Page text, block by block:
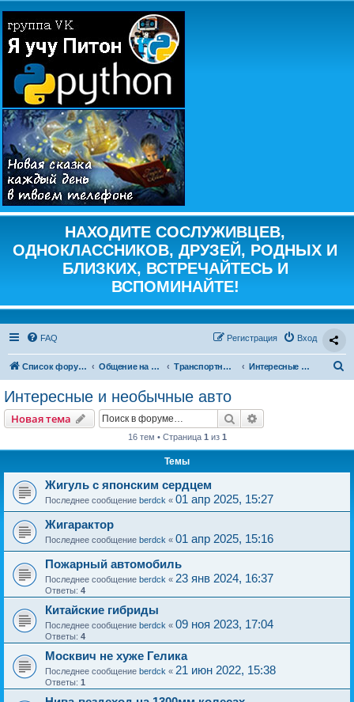
НАХОДИТЕ СОСЛУЖИВЦЕВ,
ОДНОКЛАССНИКОВ, ДРУЗЕЙ, РОДНЫХ И
БЛИЗКИХ, ВСТРЕЧАЙТЕСЬ И
ВСПОМИНАЙТЕ!
FAQ Вход
Регистрация
Список форумов Общение на свободные темы Транспортный вопрос. АвтоФорум Интересные и необычные авто
Интересные и необычные авто
Новая тема Поиск
16 тем • Страница 1 из 1
Темы
Жигуль с японским сердцем
Последнее сообщение berdck « 01 апр 2025, 15:27
Жигарактор
Последнее сообщение berdck « 01 апр 2025, 15:16
Пожарный автомобиль
Последнее сообщение berdck « 23 янв 2024, 16:37
Ответы: 4
Китайские гибриды
Последнее сообщение berdck « 09 ноя 2023, 17:04
Ответы: 4
Москвич не хуже Гелика
Последнее сообщение berdck « 21 июн 2022, 15:38
Ответы: 1